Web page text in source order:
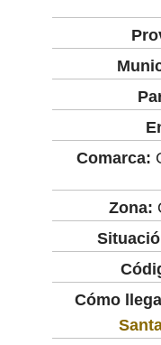
Comarca:
Zona:
Cómo